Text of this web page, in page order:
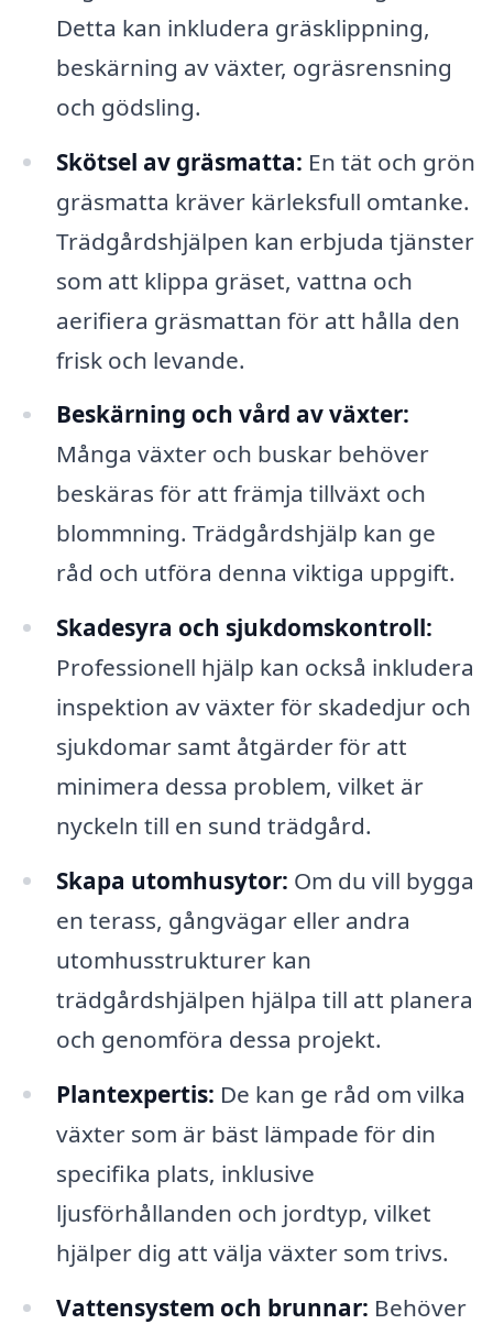
Detta kan inkludera gräsklippning,
beskärning av växter, ogräsrensning
och gödsling.
Skötsel av gräsmatta: En tät och grön
gräsmatta kräver kärleksfull omtanke.
Trädgårdshjälpen kan erbjuda tjänster
som att klippa gräset, vattna och
aerifiera gräsmattan för att hålla den
frisk och levande.
Beskärning och vård av växter:
Många växter och buskar behöver
beskäras för att främja tillväxt och
blommning. Trädgårdshjälp kan ge
råd och utföra denna viktiga uppgift.
Skadesyra och sjukdomskontroll:
Professionell hjälp kan också inkludera
inspektion av växter för skadedjur och
sjukdomar samt åtgärder för att
minimera dessa problem, vilket är
nyckeln till en sund trädgård.
Skapa utomhusytor: Om du vill bygga
en terass, gångvägar eller andra
utomhusstrukturer kan
trädgårdshjälpen hjälpa till att planera
och genomföra dessa projekt.
Plantexpertis: De kan ge råd om vilka
växter som är bäst lämpade för din
specifika plats, inklusive
ljusförhållanden och jordtyp, vilket
hjälper dig att välja växter som trivs.
Vattensystem och brunnar: Behöver